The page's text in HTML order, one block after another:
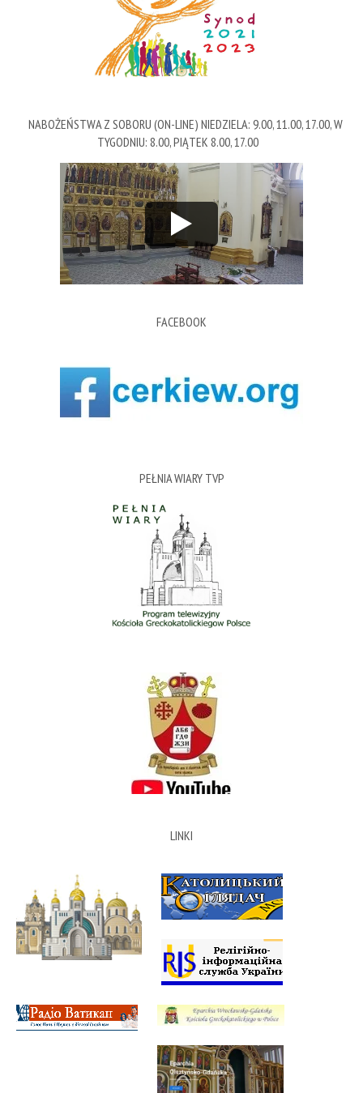
NABOŻEŃSTWA Z SOBORU (ON-LINE) NIEDZIELA: 9.00, 11.00, 17.00, W
TYGODNIU: 8.00, PIĄTEK 8.00, 17.00
FACEBOOK
PEŁNIA WIARY TVP
LINKI